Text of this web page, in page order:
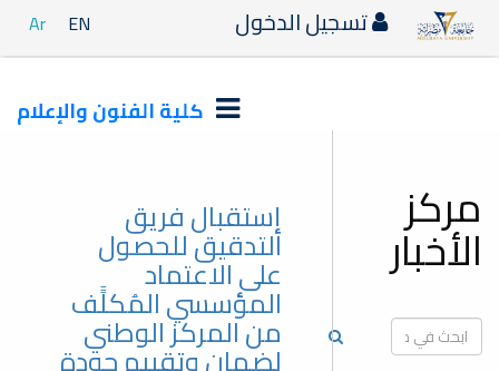
Ar EN تسجيل الدخول
كلية الفنون والإعلام
مركز
الأخبار إستقبال فريق
التدقيق للحصول
على الاعتماد
المؤسسي المُكلًَف
من المركز الوطني